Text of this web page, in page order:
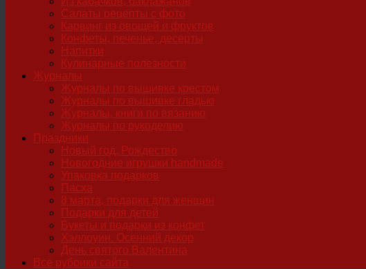
Салаты рецепты с фото
Карвинг из овощей и фруктов
Конфеты, печенье, десерты
Напитки
Кулинарные полезности
Журналы
Журналы по вышивке крестом
Журналы по вышивке гладью
Журналы, книги по вязанию
Журналы по рукоделию
Праздники
Новый год, Рождество
Новогодние игрушки handmade
Упаковка подарков
Пасха
8 марта, подарки для женщин
Подарки для детей
Букеты и подарки из конфет
Хэллоуин. Осенний декор
День святого Валентина
Все рубрики сайта